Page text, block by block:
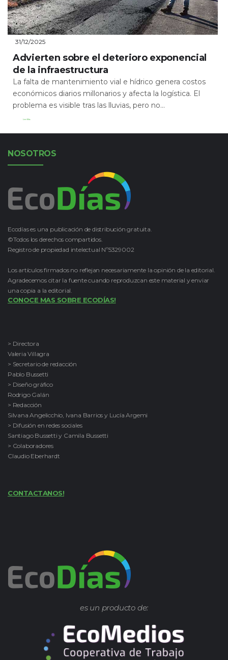
31/12/2025
Advierten sobre el deterioro exponencial
de la infraestructura
La falta de mantenimiento vial e hídrico genera costos
económicos diarios millonarios y afecta la logística. El
problema es visible tras las lluvias, pero no...
Leer Más
NOSOTROS
Ecodías es una publicación de distribución gratuita.
©Todos los derechos compartidos.
Registro de propiedad intelectual Nº5329002
Los artículos firmados no reflejan necesariamente la opinión de la editorial.
Agradecemos citar la fuente cuando reproduzcan este material y enviar
una copia a la editorial.
CONOCE MAS SOBRE ECODÍAS!
> Directora
Valeria Villagra
> Secretario de redacción
Pablo Bussetti
> Diseño gráfico
Rodrigo Galán
> Redacción
Silvana Angelicchio, Ivana Barrios y Lucía Argemi
> Difusión en redes sociales
Santiago Bussetti y Camila Bussetti
> Colaboradores
Claudio Eberhardt
CONTACTANOS!
es un producto de: